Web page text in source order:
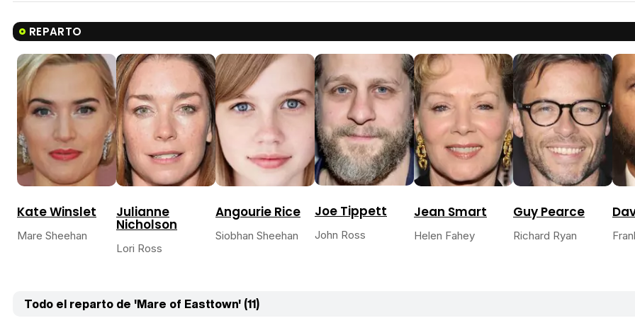
REPARTO
Kate Winslet
Mare Sheehan
Julianne
Nicholson
Lori Ross
Angourie Rice
Siobhan Sheehan
Joe Tippett
John Ross
Jean Smart
Helen Fahey
Guy Pearce
Richard Ryan
Todo el reparto de 'Mare of Easttown' (11)